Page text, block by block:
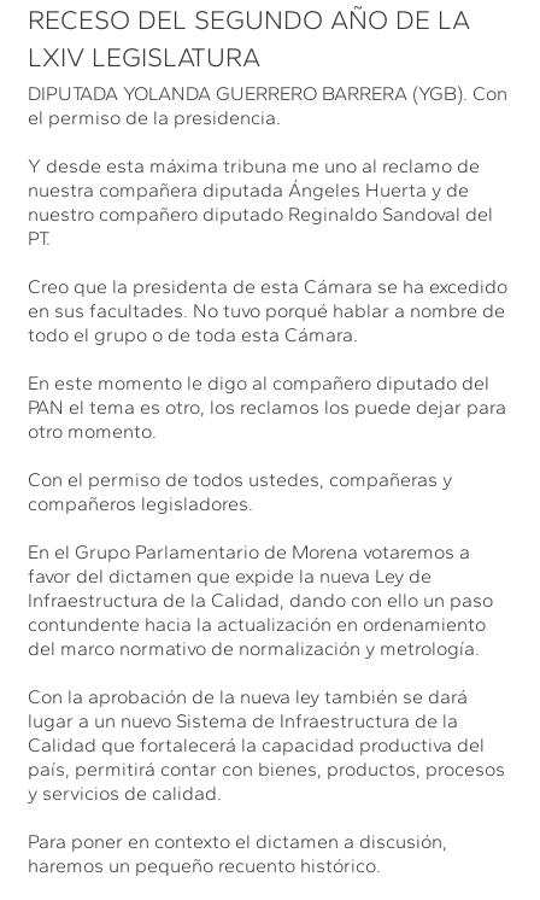
RECESO DEL SEGUNDO AÑO DE LA
LXIV LEGISLATURA
DIPUTADA YOLANDA GUERRERO BARRERA (YGB). Con
el permiso de la presidencia.
Y desde esta máxima tribuna me uno al reclamo de
nuestra compañera diputada Ángeles Huerta y de
nuestro compañero diputado Reginaldo Sandoval del
PT.
Creo que la presidenta de esta Cámara se ha excedido
en sus facultades. No tuvo porqué hablar a nombre de
todo el grupo o de toda esta Cámara.
En este momento le digo al compañero diputado del
PAN el tema es otro, los reclamos los puede dejar para
otro momento.
Con el permiso de todos ustedes, compañeras y
compañeros legisladores.
En el Grupo Parlamentario de Morena votaremos a
favor del dictamen que expide la nueva Ley de
Infraestructura de la Calidad, dando con ello un paso
contundente hacia la actualización en ordenamiento
del marco normativo de normalización y metrología.
Con la aprobación de la nueva ley también se dará
lugar a un nuevo Sistema de Infraestructura de la
Calidad que fortalecerá la capacidad productiva del
país, permitirá contar con bienes, productos, procesos
y servicios de calidad.
Para poner en contexto el dictamen a discusión,
haremos un pequeño recuento histórico.